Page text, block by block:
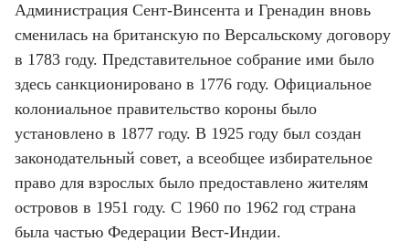
Администрация Сент-Винсента и Гренадин вновь
сменилась на британскую по Версальскому договору
в 1783 году. Представительное собрание ими было
здесь санкционировано в 1776 году. Официальное
колониальное правительство короны было
установлено в 1877 году. В 1925 году был создан
законодательный совет, а всеобщее избирательное
право для взрослых было предоставлено жителям
островов в 1951 году. С 1960 по 1962 год страна
была частью Федерации Вест-Индии.